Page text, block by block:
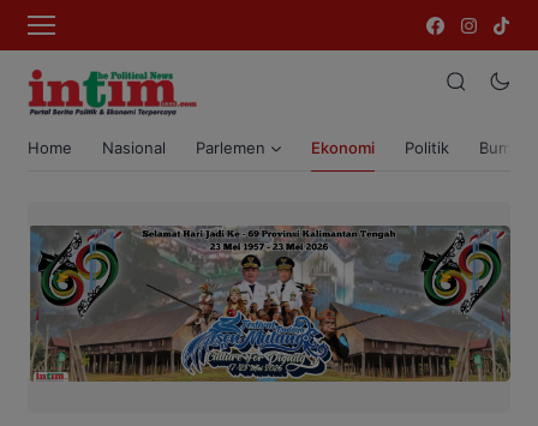
Home Nasional Parlemen Ekonomi Politik Bumi